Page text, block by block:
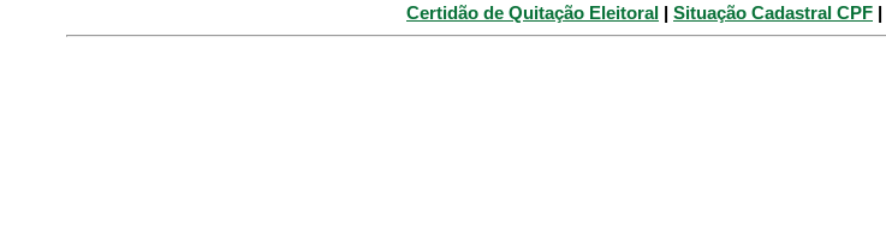
Certidão de Quitação Eleitoral | Situação Cadastral CPF |